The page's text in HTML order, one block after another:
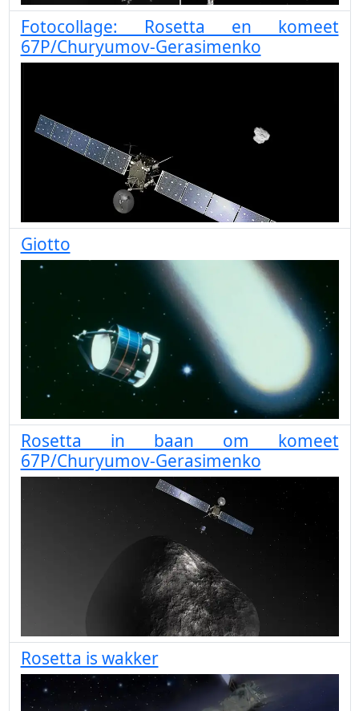
Fotocollage: Rosetta en komeet
67P/Churyumov-Gerasimenko
Giotto
Rosetta in baan om komeet
67P/Churyumov-Gerasimenko
Rosetta is wakker